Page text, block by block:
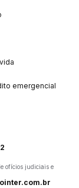
emergencial
ofícios judiciais e